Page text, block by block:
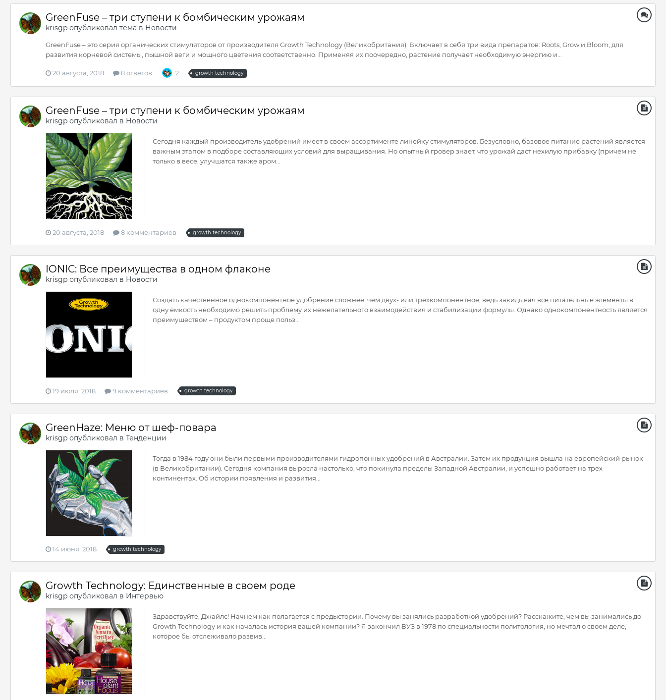
GreenFuse – три ступени к бомбическим урожаям
krisgp опубликовал тема в Новости
GreenFuse – это серия органических стимуляторов от производителя Growth Technology (Великобритания). Включает в себя три вида препаратов: Roots, Grow и Bloom, для
развития корневой системы, пышной веги и мощного цветения соответственно. Применяя их поочередно, растение получает необходимую энергию и...
20 августа, 2018 8 ответов 2 growth technology
GreenFuse – три ступени к бомбическим урожаям
krisgp опубликовал в Новости
Сегодня каждый производитель удобрений имеет в своем ассортименте линейку стимуляторов. Безусловно, базовое питание растений является
важным этапом в подборе составляющих условий для выращивания. Но опытный гровер знает, что урожай даст нехилую прибавку (причем не
только в весе, улучшатся также аром...
20 августа, 2018 8 комментариев growth technology
IONIC: Все преимущества в одном флаконе
krisgp опубликовал в Новости
Создать качественное однокомпонентное удобрение сложнее, чем двух- или трехкомпонентное, ведь закидывая все питательные элементы в
одну ёмкость необходимо решить проблему их нежелательного взаимодействия и стабилизации формулы. Однако однокомпонентность является
преимуществом – продуктом проще польз...
19 июля, 2018 9 комментариев growth technology
GreenHaze: Меню от шеф-повара
krisgp опубликовал в Тенденции
Тогда в 1984 году они были первыми производителями гидропонных удобрений в Австралии. Затем их продукция вышла на европейский рынок
(в Великобритании). Сегодня компания выросла настолько, что покинула пределы Западной Австралии, и успешно работает на трех
континентах. Об истории появления и развития...
14 июня, 2018 growth technology
Growth Technology: Единственные в своем роде
krisgp опубликовал в Интервью
Здравствуйте, Джайлс! Начнем как полагается с предыстории. Почему вы занялись разработкой удобрений? Расскажите, чем вы занимались до
Growth Technology и как началась история вашей компании? Я закончил ВУЗ в 1978 по специальности политология, но мечтал о своем деле,
которое бы отслеживало развив...